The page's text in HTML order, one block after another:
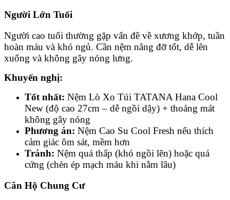
Người Lớn Tuổi
Người cao tuổi thường gặp vấn đề về xương khớp, tuần
hoàn máu và khó ngủ. Cần nệm nâng đỡ tốt, dễ lên
xuống và không gây nóng lưng.
Khuyến nghị:
Tốt nhất: Nệm Lò Xo Túi TATANA Hana Cool
New (độ cao 27cm – dễ ngồi dậy) + thoáng mát
không gây nóng
Phương án: Nệm Cao Su Cool Fresh nếu thích
cảm giác ôm sát, mềm hơn
Tránh: Nệm quá thấp (khó ngồi lên) hoặc quá
cứng (chèn ép mạch máu khi nằm lâu)
Căn Hộ Chung Cư